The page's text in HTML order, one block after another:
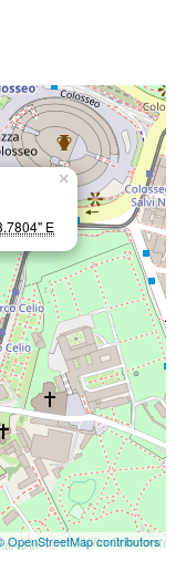
×
E
OpenStreetMap contributors